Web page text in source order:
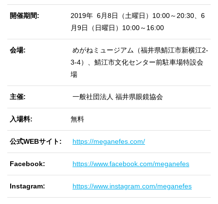
開催期間
2019年 6月8日（土曜日）10:00～20:30、6
月9日（日曜日）10:00～16:00
会場
めがねミュージアム（福井県鯖江市新横江2-
3-4）、鯖江市文化センター前駐車場特設会
場
主催 一般社団法人 福井県眼鏡協会
入場料 無料
公式WEBサイト https://meganefes.com/
Facebook https://www.facebook.com/meganefes
Instagram https://www.instagram.com/meganefes